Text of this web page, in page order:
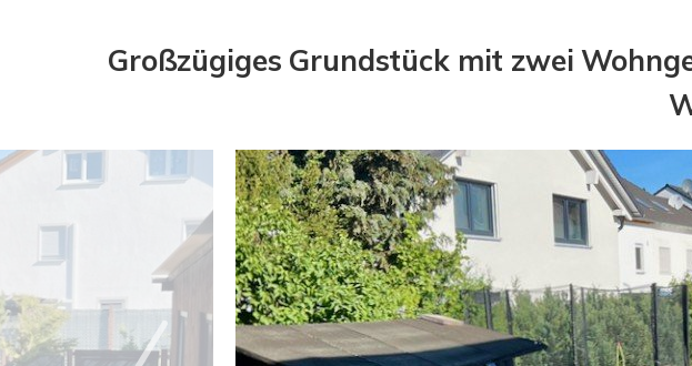
Großzügiges Grundstück mit zwei